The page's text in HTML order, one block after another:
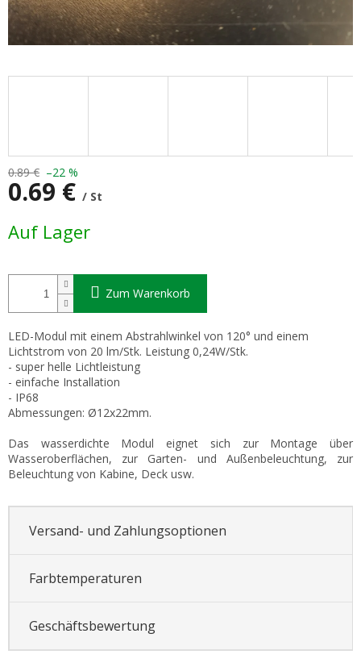
0.89 € –22 %
0.69 € / St
Auf Lager
Zum Warenkorb
LED-Modul mit einem Abstrahlwinkel von 120° und einem
Lichtstrom von 20 lm/Stk. Leistung 0,24W/Stk.
- super helle Lichtleistung
- einfache Installation
- IP68
Abmessungen: Ø12x22mm.
Das wasserdichte Modul eignet sich zur Montage über
Wasseroberflächen, zur Garten- und Außenbeleuchtung, zur
Beleuchtung von Kabine, Deck usw.
Versand- und Zahlungsoptionen
Farbtemperaturen
Geschäftsbewertung